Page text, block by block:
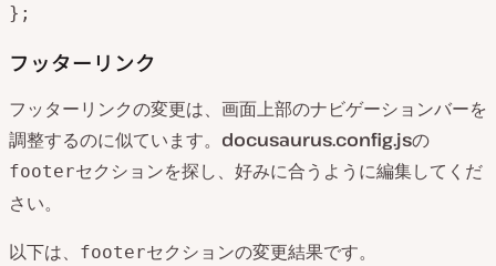
};
フッターリンク
フッターリンクの変更は、画面上部のナビゲーションバーを
調整するのに似ています。 docusaurus.config.jsの
footerセクションを探し、好みに合うように編集してくだ
さい。
以下は、
footerセクションの変更結果です。